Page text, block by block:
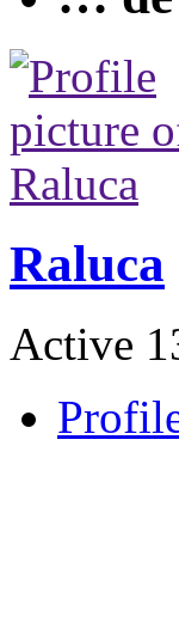
Raluca
Active